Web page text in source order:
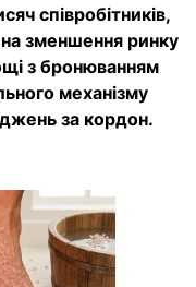
співробітників,
зменшення ринку
з бронюванням
механізму
за кордон.